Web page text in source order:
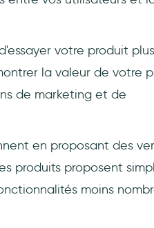
votre produit plus
la valeur de votre
de marketing et de
en proposant des
produits proposent
moins